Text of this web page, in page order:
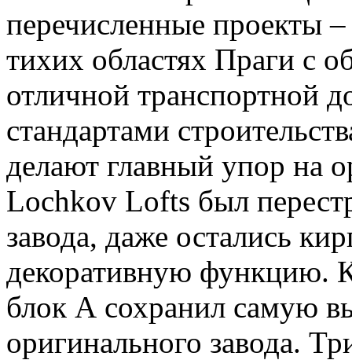
перечисленные проекты
тихих областях Праги с
отличной транспортной
стандартами
делают главный упор на
Lochkov Lofts был
завода, даже остались
декоративную функцию.
блок А сохранил самую
оригинального завода.